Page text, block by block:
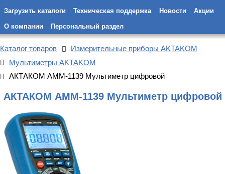
Загрузить каталоги Техническая поддержка Новости Акции
О компании Персональный раздел
Каталог товаров
Измерительные приборы AKTAKOM
Мультиметры AKTAKOM
АКТАКОМ АММ-1139 Мультиметр цифровой
АКТАКОМ АММ-1139 Мультиметр цифровой